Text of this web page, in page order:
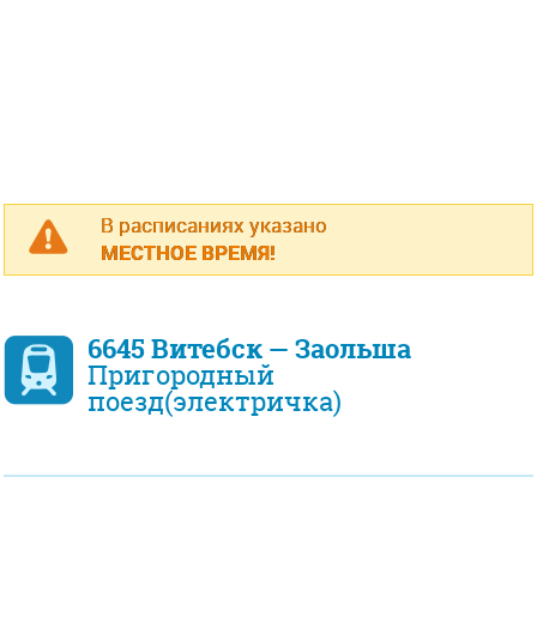
В расписаниях указано
МЕСТНОЕ ВРЕМЯ!
6645 Витебск — Заольша
Пригородный
поезд(электричка)